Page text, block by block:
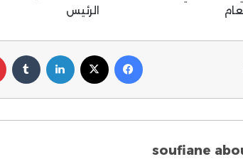
العام الرئيس
فيسبوك لينكدإن
soufiane